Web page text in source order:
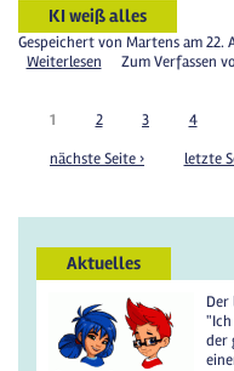
KI weiß alles
Gespeichert von Martensam 22.
Weiterlesen
Zum Verfassen
1 2 3 4
nächste Seite › letzte
Aktuelles
der